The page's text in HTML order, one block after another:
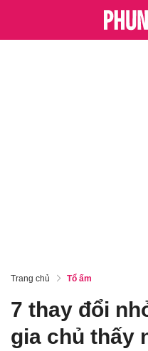
Trang chủ Tổ ấm
7 thay đổi
gia chủ thấy